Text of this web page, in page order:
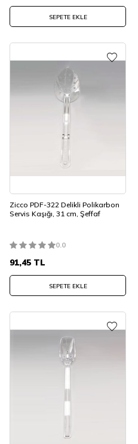
SEPETE EKLE
Zicco PDF-322 Delikli Polikarbon
Servis Kaşığı, 31 cm, Şeffaf
0.0
91,45 TL
SEPETE EKLE